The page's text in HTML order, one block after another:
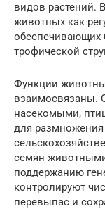
видов растений.
животных как
обеспечивающих
трофической
Функции
взаимосвязаны.
насекомыми,
для размножения
семян животными
поддержанию
контролируют
перевыпас и